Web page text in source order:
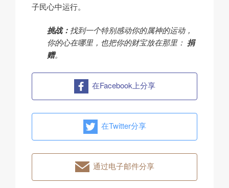
子民心中运行。
挑战： 找到一个特别感动你的属神的运动，
你的心在哪里，也把你的财宝放在那里： 捐
赠。
在Facebook上分享
在Twitter分享
通过电子邮件分享